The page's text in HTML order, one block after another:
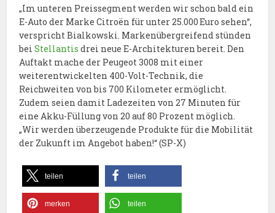
„Im unteren Preissegment werden wir schon bald ein
E-Auto der Marke Citroën für unter 25.000 Euro sehen“,
verspricht Bialkowski. Markenübergreifend stünden
beiStellantis drei neue E-Architekturen bereit. Den
Auftakt mache der Peugeot 3008 mit einer
weiterentwickelten 400-Volt-Technik, die
Reichweiten von bis 700 Kilometer ermöglicht.
Zudem seien damit Ladezeiten von 27 Minuten für
eine Akku-Füllung von 20 auf 80 Prozent möglich.
„Wir werden überzeugende Produkte für die Mobilität
der Zukunft im Angebot haben!“ (SP-X)
teilen teilen
merken teilen